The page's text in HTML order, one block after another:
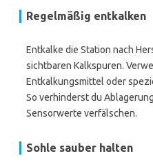
Regelmäßig entkalken
Entkalke die Station nach
sichtbaren Kalkspuren.
Entkalkungsmittel oder
So verhinderst du
Sensorwerte verfälschen.
Sohle sauber halten